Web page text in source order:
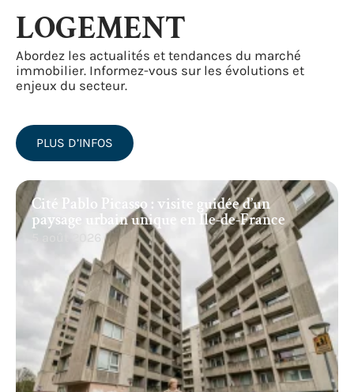
LOGEMENT
Abordez les actualités et tendances du marché
immobilier. Informez-vous sur les évolutions et
enjeux du secteur.
PLUS D’INFOS
Cité Pablo Picasso : visite guidée d’un
paysage urbain unique en Île-de-France